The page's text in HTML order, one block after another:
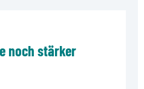
noch stärker